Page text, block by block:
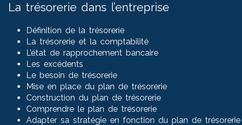
La trésorerie dans l’entreprise
Définition de la trésorerie
La trésorerie et la comptabilité
L’état de rapprochement bancaire
Les excédents
Le besoin de trésorerie
Mise en place du plan de trésorerie
Construction du plan de trésorerie
Comprendre le plan de trésorerie
Adapter sa stratégie en fonction du plan de